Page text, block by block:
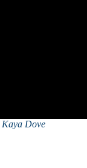
Kaya Dove